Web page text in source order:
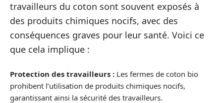
travailleurs du coton sont souvent exposés à
des produits chimiques nocifs, avec des
conséquences graves pour leur santé. Voici ce
que cela implique :
Protection des travailleurs : Les fermes de coton bio
prohibent l’utilisation de produits chimiques nocifs,
garantissant ainsi la sécurité des travailleurs.